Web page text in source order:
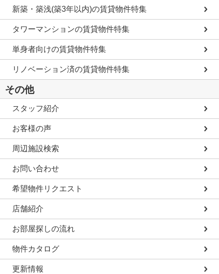
新築・築浅(築3年以内)の賃貸物件特集
タワーマンションの賃貸物件特集
単身者向けの賃貸物件特集
リノベーション済の賃貸物件特集
その他
スタッフ紹介
お客様の声
周辺施設検索
お問い合わせ
希望物件リクエスト
店舗紹介
お部屋探しの流れ
物件カタログ
更新情報